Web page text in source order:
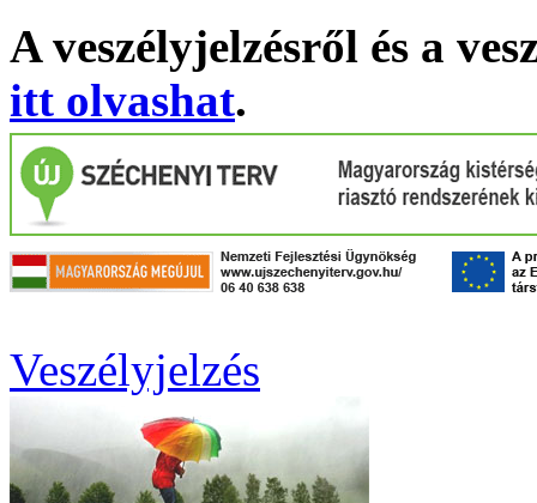
A veszélyjelzésről és a
itt olvashat.
Veszélyjelzés